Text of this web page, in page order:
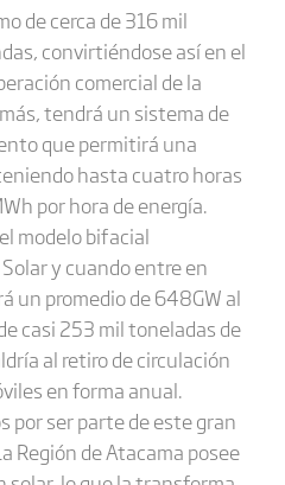
de cerca de 316 mil
convirtiéndose así en el
comercial de la
tendrá un sistema de
que permitirá una
hasta cuatro horas
por hora de energía.
modelo bifacial
y cuando entre en
un promedio de 648GW al
casi 253 mil toneladas de
al retiro de circulación
en forma anual.
por ser parte de este gran
Región de Atacama posee